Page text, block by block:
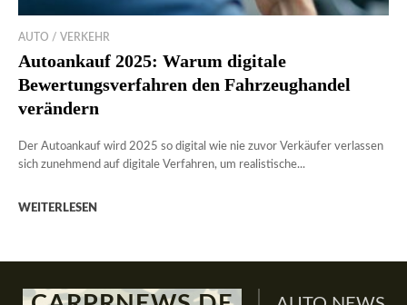
AUTO / VERKEHR
Autoankauf 2025: Warum digitale
Bewertungsverfahren den Fahrzeughandel
verändern
Der Autoankauf wird 2025 so digital wie nie zuvor Verkäufer verlassen
sich zunehmend auf digitale Verfahren, um realistische...
WEITERLESEN